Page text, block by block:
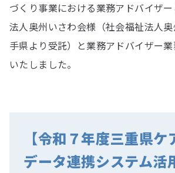
づくり事業における業務アドバイザ
法人奥州いさわ会様（社会福祉法人
手県より受託）と業務アドバイザー
いたしました。
【令和７年度三重県ケ
データ連携システム活